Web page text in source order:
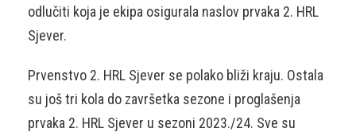
odlučiti koja je ekipa osigurala naslov prvaka 2. HRL
Sjever.
Prvenstvo 2. HRL Sjever se polako bliži kraju. Ostala
su još tri kola do završetka sezone i proglašenja
prvaka 2. HRL Sjever u sezoni 2023./24. Sve su